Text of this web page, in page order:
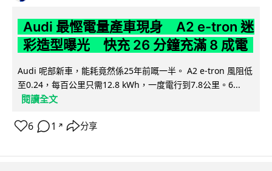
Audi 最慳電量產車現身 A2 e-tron 迷
彩造型曝光 快充 26 分鐘充滿 8 成電
Audi 呢部新車，能耗竟然係25年前嘅一半。 A2 e-tron 風阻低
至0.24，每百公里只需12.8 kWh，一度電行到7.8公里。6...
閱讀全文
6 1 ↗ 分享